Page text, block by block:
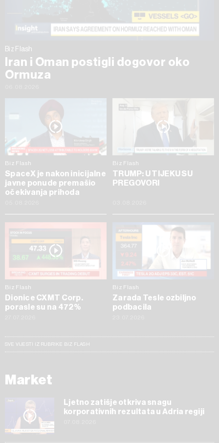
Biz Flash
Iran i Oman postigli dogovor oko
Ormuza
Biz Flash
SpaceX je nakon inicijalne
javne ponude premašio
očekivanja prihoda
Biz Flash
TRUMP: U TIJEKU SU
PREGOVORI
Biz Flash
Dionice CXMT Corp.
porasle su na 472%
Biz Flash
Zarada Tesle ozbiljno
podbacila
SVE VIJESTI IZ RUBRIKE BIZ FLASH
Market
Ljetno zatišje otkriva snagu
korporativnih rezultata u Adria regiji